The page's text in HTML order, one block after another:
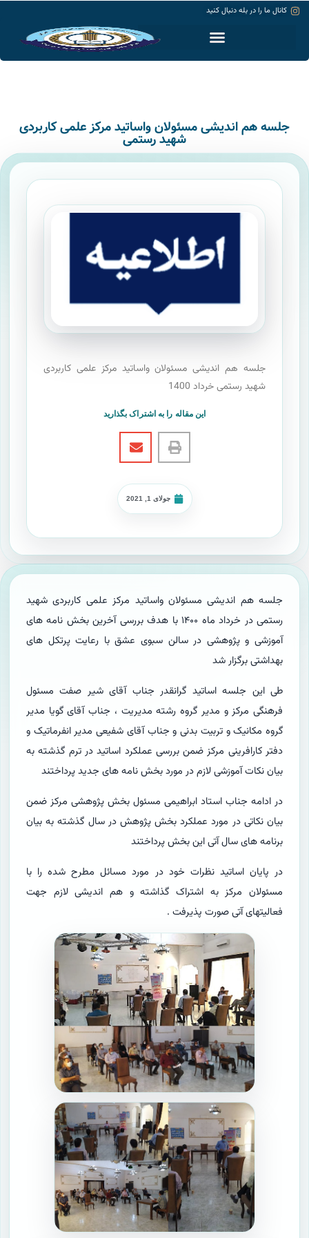
کانال ما را در بله دنبال کنید
جلسه هم اندیشی مسئولان واساتید مرکز علمی کاربردی
شهید رستمی
جلسه هم اندیشی مسئولان واساتید مرکز علمی کاربردی
شهید رستمی خرداد 1400
این مقاله را به اشتراک بگذارید
جولای 1, 2021
جلسه هم اندیشی مسئولان واساتید مرکز علمی کاربردی شهید
رستمی در خرداد ماه ۱۴۰۰ با هدف بررسی آخرین بخش نامه های
آموزشی و پژوهشی در سالن سبوی عشق با رعایت پرتکل های
بهداشتی برگزار شد
طی این جلسه اساتید گرانقدر جناب آقای شیر صفت مسئول
فرهنگی مرکز و مدیر گروه رشته مدیریت ، جناب آقای گویا مدیر
گروه مکانیک و تربیت بدنی و جناب آقای شفیعی مدیر انفرماتیک و
دفتر کارافرینی مرکز ضمن بررسی عملکرد اساتید در ترم گذشته به
بیان نکات آموزشی لازم در مورد بخش نامه های جدید پرداختند
در ادامه جناب استاد ابراهیمی مسئول بخش پژوهشی مرکز ضمن
بیان نکاتی در مورد عملکرد بخش پژوهش در سال گذشته به بیان
برنامه های سال آتی این بخش پرداختند
در پایان اساتید نظرات خود در مورد مسائل مطرح شده را با
مسئولان مرکز به اشتراک گذاشته و هم اندیشی لازم جهت
فعالیتهای آتی صورت پذیرفت .